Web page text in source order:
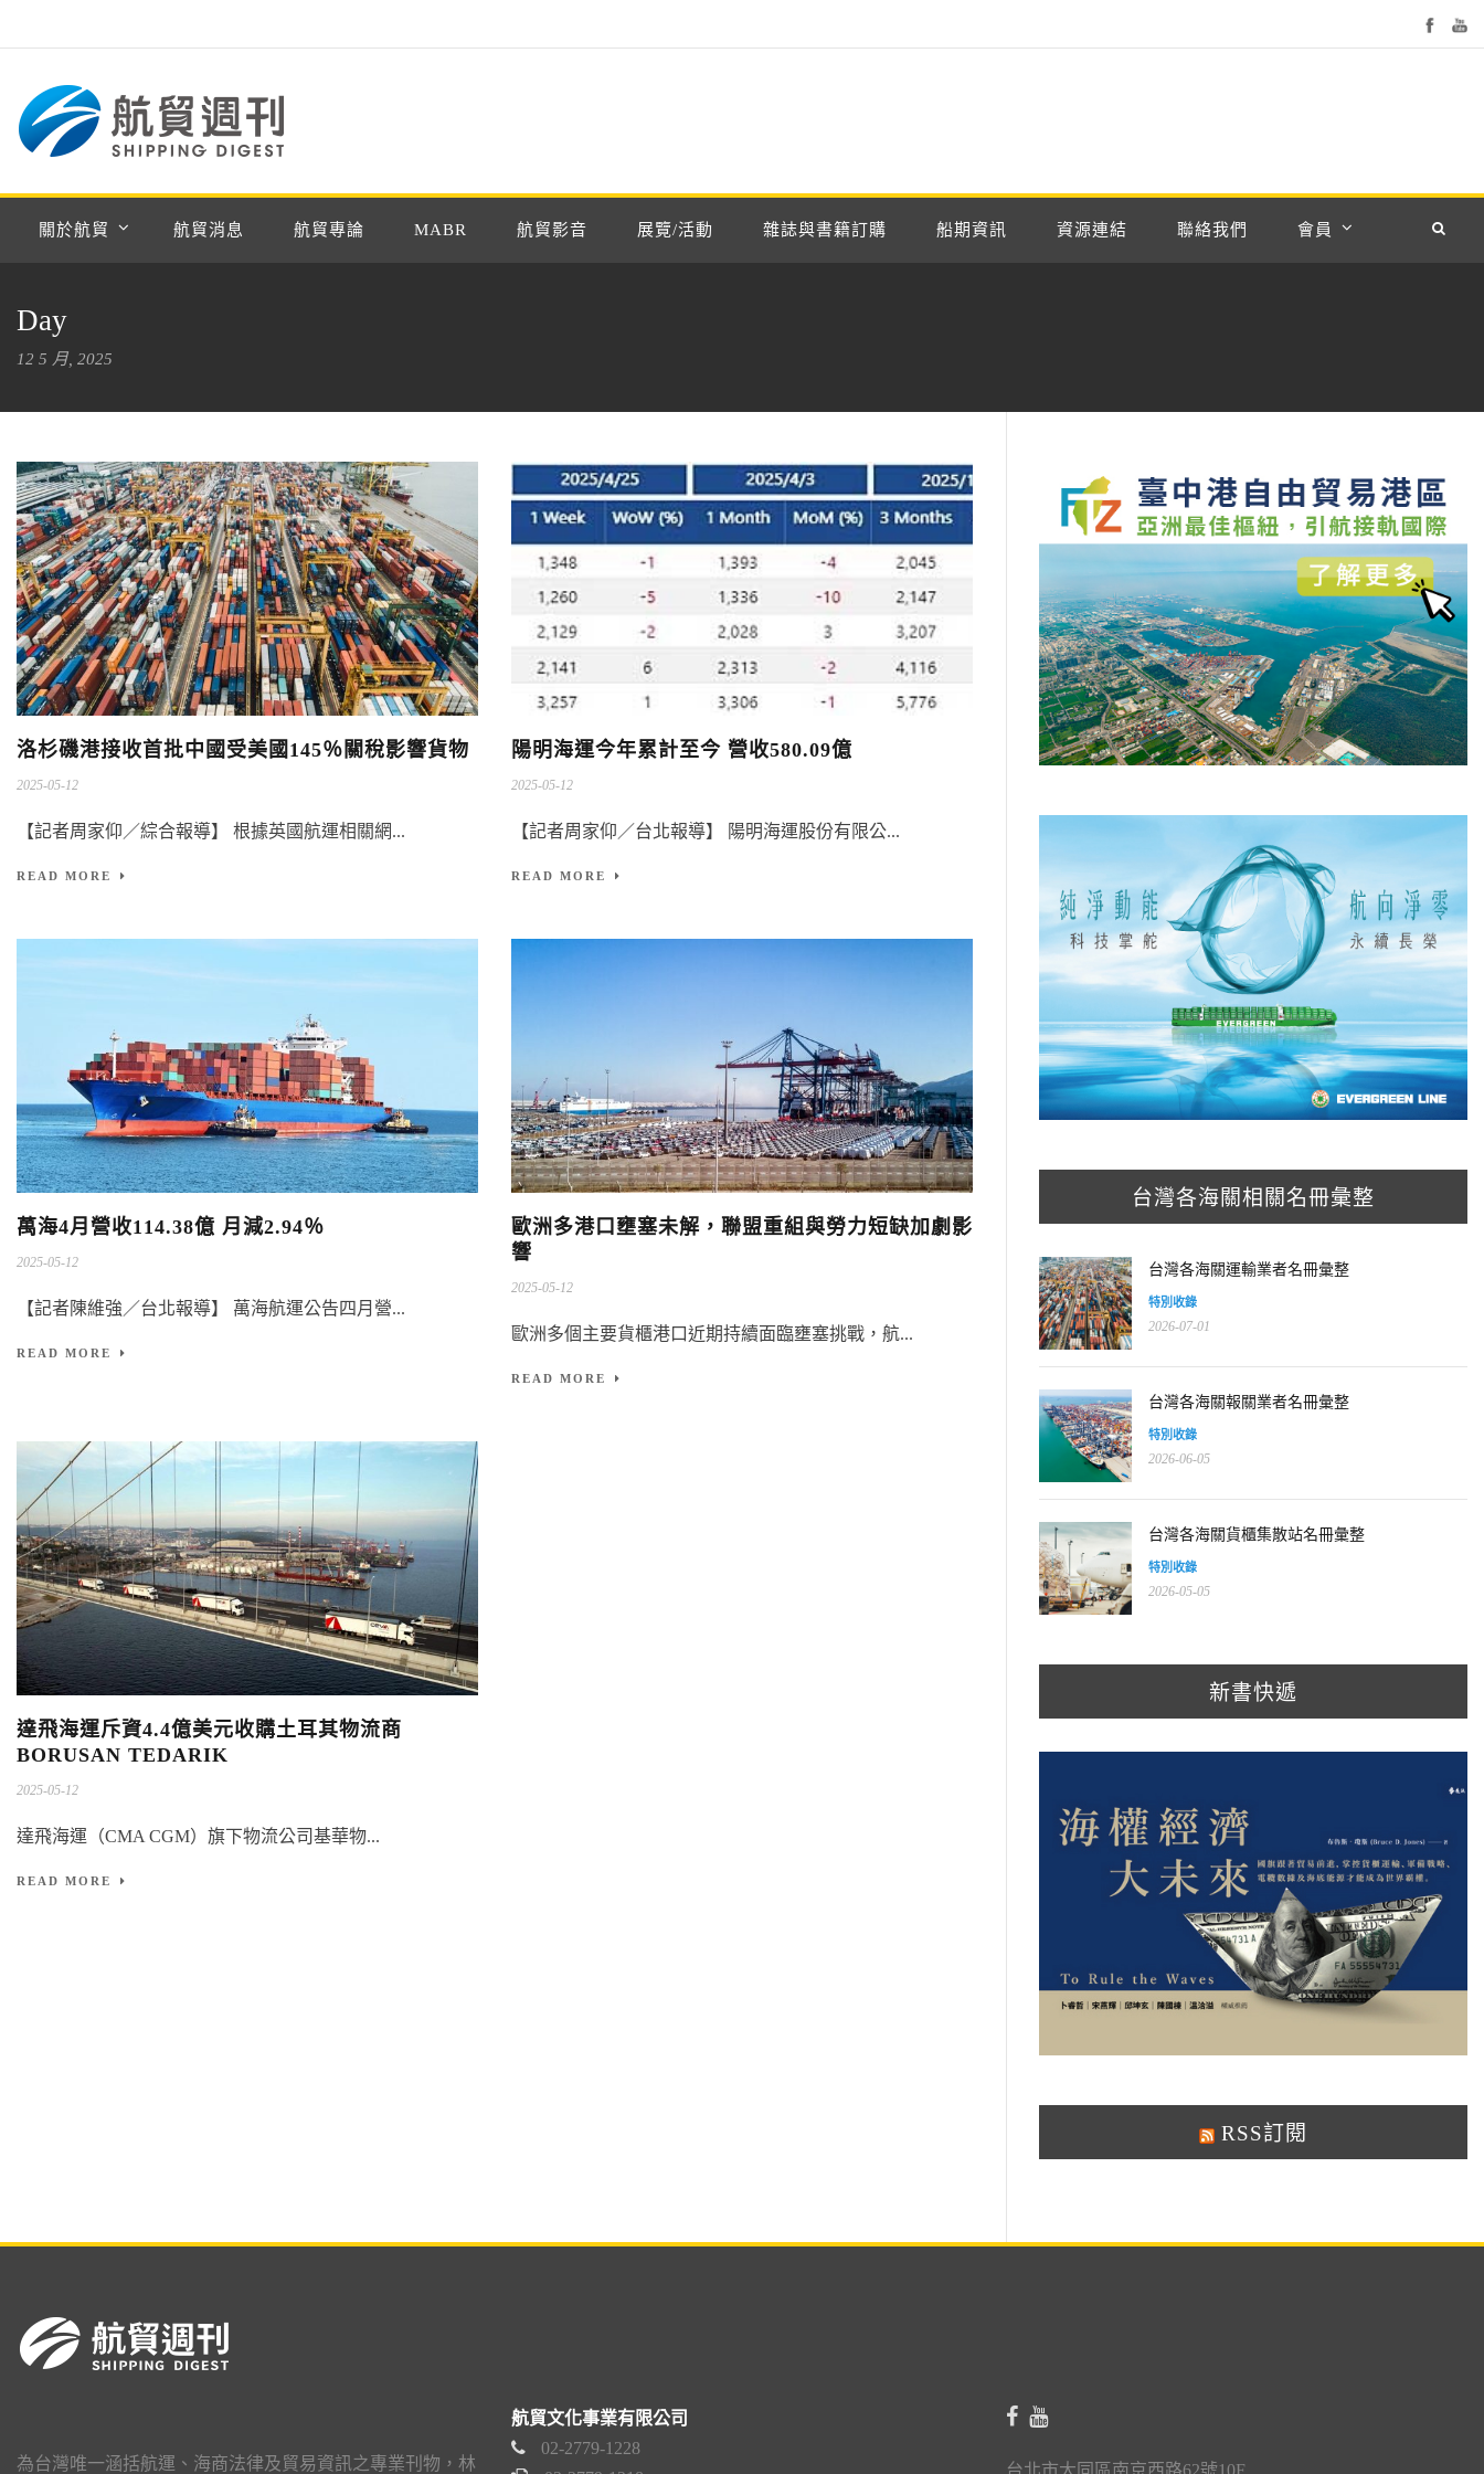
關於航貿 航貿消息 航貿專論 MABR 航貿影音 展覽/活動 雜誌與書籍訂購 船期資訊 資源連結 聯絡我們 會員
Day
12 5 月, 2025
洛杉磯港接收首批中國受美國145％關稅影響貨物
2025-05-12
【記者周家仰／綜合報導】 根據英國航運相關網...
READ MORE
陽明海運今年累計至今 營收580.09億
2025-05-12
【記者周家仰／台北報導】 陽明海運股份有限公...
READ MORE
萬海4月營收114.38億 月減2.94％
2025-05-12
【記者陳維強／台北報導】 萬海航運公告四月營...
READ MORE
歐洲多港口壅塞未解，聯盟重組與勞力短缺加劇影
響
2025-05-12
歐洲多個主要貨櫃港口近期持續面臨壅塞挑戰，航...
READ MORE
達飛海運斥資4.4億美元收購土耳其物流商
BORUSAN TEDARIK
2025-05-12
達飛海運（CMA CGM）旗下物流公司基華物...
READ MORE
台灣各海關相關名冊彙整
台灣各海關運輸業者名冊彙整
特別收錄
2026-07-01
台灣各海關報關業者名冊彙整
特別收錄
2026-06-05
台灣各海關貨櫃集散站名冊彙整
特別收錄
2026-05-05
新書快遞
RSS訂閱
為台灣唯一涵括航運、海商法律及貿易資訊之專業刊物，林
航貿文化事業有限公司
02-2779-1228